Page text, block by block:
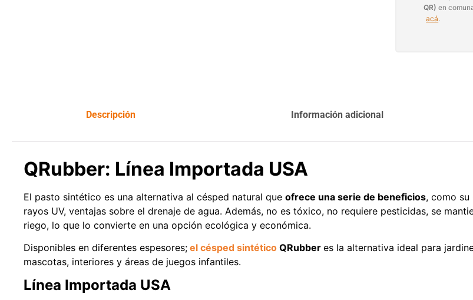
QR) en
acá.
Descripción Información adicional
QRubber: Línea Importada USA
El pasto sintético es una alternativa al césped natural que ofrece una serie de beneficios, como su
rayos UV, ventajas sobre el drenaje de agua. Además, no es tóxico, no requiere pesticidas, se
riego, lo que lo convierte en una opción ecológica y económica.
Disponibles en diferentes espesores; el césped sintético QRubber es la alternativa ideal para
mascotas, interiores y áreas de juegos infantiles.
Línea Importada USA
Leer más